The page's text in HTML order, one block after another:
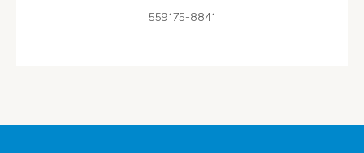
559175-8841